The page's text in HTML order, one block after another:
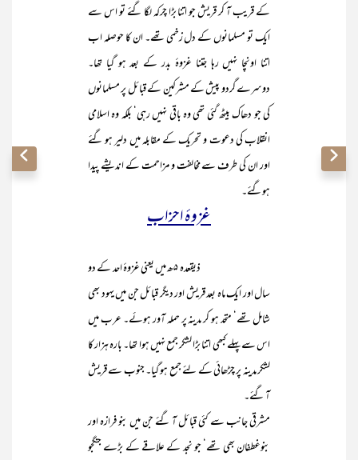
کے قریب آ کر قریش جو اتنا بڑا چرکہ لگا گئے تو اس سے
ایک تو مسلمانوں کے دل زخمی تھے۔ ان کا حوصلہ اب
اتنا اونچا نہیں رہا جتنا غزوۂ بدر کے بعد ہو گیا تھا۔
دوسرے گردو پیش کے مشرکین کے قبائل پر مسلمانوں
کی جو دھاک بیٹھ گئی تھی وہ باقی نہیں رہی‘ بلکہ وہ اسلامی
انقلاب کی دعوت و تحریک کے مقابلہ میں دلیر ہو گئے
اور ان کی طرف سے مخالفت و مزاحمت کے اندیشے پیدا
ہوگئے۔
غزوۂ احزاب
ذیقعدہ ۵ھ میں یعنی غزوۂ احد کے دو
سال اور ایک ماہ بعد قریش اور دیگر قبائل جن میں یہود بھی
شامل تھے‘ متحد ہو کر مدینہ پر حملہ آور ہوئے۔ عرب میں
اس سے پہلے کبھی اتنا بڑا لشکر جمع نہیں ہوا تھا۔ بارہ ہزار کا
لشکر مدینہ پر چڑھائی کے لئے جمع ہو گیا۔ جنوب سے قریش
آ گئے۔
مشرقی جانب سے کئی قبائل آ گئے جن میں بنو فرازہ اور
بنوغطفان بھی تھے‘ جو نجد کے علاقے کے بڑے جنگجو